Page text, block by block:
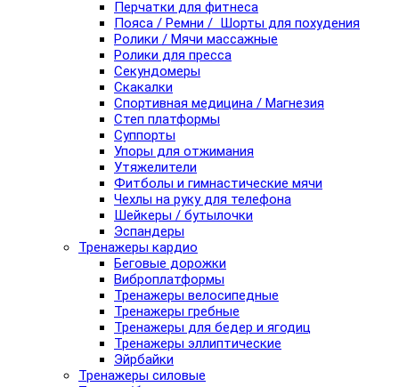
Перчатки для фитнеса
Пояса / Ремни / Шорты для похудения
Ролики / Мячи массажные
Ролики для пресса
Секундомеры
Скакалки
Спортивная медицина / Магнезия
Степ платформы
Суппорты
Упоры для отжимания
Утяжелители
Фитболы и гимнастические мячи
Чехлы на руку для телефона
Шейкеры / бутылочки
Эспандеры
Тренажеры кардио
Беговые дорожки
Виброплатформы
Тренажеры велосипедные
Тренажеры гребные
Тренажеры для бедер и ягодиц
Тренажеры эллиптические
Эйрбайки
Тренажеры силовые